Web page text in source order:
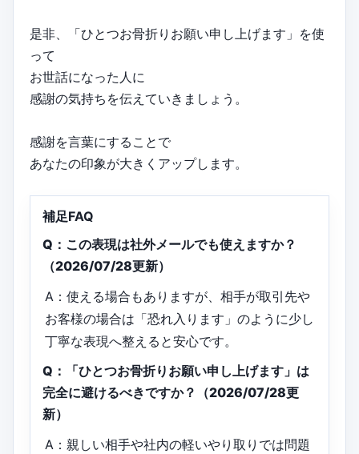
是非、「ひとつお骨折りお願い申し上げます」を使
って
お世話になった人に
感謝の気持ちを伝えていきましょう。
感謝を言葉にすることで
あなたの印象が大きくアップします。
補足FAQ
Q：この表現は社外メールでも使えますか？
（2026/07/28更新）
A：使える場合もありますが、相手が取引先や
お客様の場合は「恐れ入ります」のように少し
丁寧な表現へ整えると安心です。
Q：「ひとつお骨折りお願い申し上げます」は
完全に避けるべきですか？（2026/07/28更
新）
A：親しい相手や社内の軽いやり取りでは問題